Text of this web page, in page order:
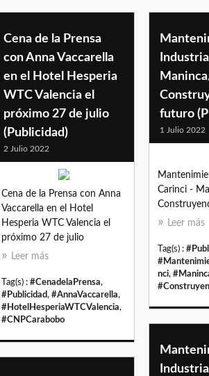
publicidad
Cena de la Prensa
con Anna Vaccarella
en el Hotel Hesperia
WTC Valencia el
próximo 27 de julio
(Publicidad)
2 Julio 2022
Cena de la Prensa con Anna
Vaccarella en el Hotel
Hesperia WTC Valencia el
próximo 27 de julio
Leer más
Tag(s) : #CenadelaPrensa,
#Publicidad, #AnnaVaccarella,
#HotelHesperiaWTCValencia,
#CNPCarabobo
futuro
1 Julio 2022
Carinci -
Leer más
Tag(s) :
nci,